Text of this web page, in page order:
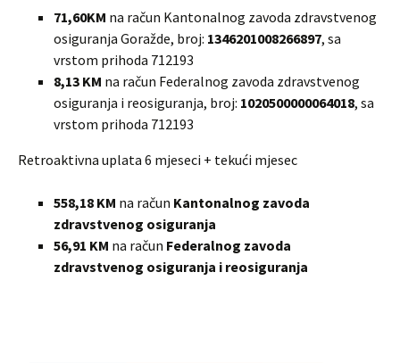
71,60KM na račun Kantonalnog zavoda zdravstvenog
osiguranja Goražde, broj: 1346201008266897, sa
vrstom prihoda 712193
8,13 KM na račun Federalnog zavoda zdravstvenog
osiguranja i reosiguranja, broj: 1020500000064018, sa
vrstom prihoda 712193
Retroaktivna uplata 6 mjeseci + tekući mjesec
558,18 KM na račun Kantonalnog zavoda
zdravstvenog osiguranja
56,91 KM na račun Federalnog zavoda
zdravstvenog osiguranja i reosiguranja